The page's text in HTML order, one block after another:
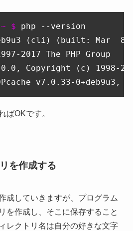
~ $ php --version
(cli) (built: Mar  8
2017 The PHP Group
Copyright (c) 1998-
v7.0.33-0+deb9u3,
ばOKです。
を作成する
成していきますが、プログラム
を作成し、そこに保存すること
レクトリ名は自分の好きな文字